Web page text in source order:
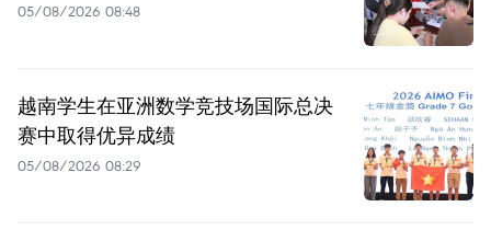
05/08/2026 08:48
越南学生在亚洲数学竞技场国际总决
赛中取得优异成绩
05/08/2026 08:29